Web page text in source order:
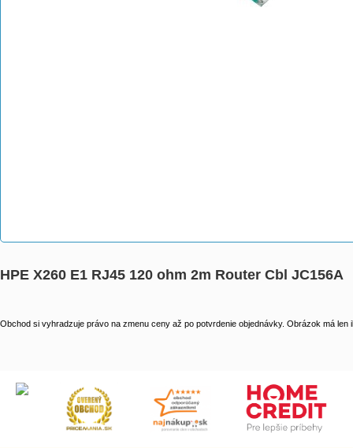
HPE X260 E1 RJ45 120 ohm 2m Router Cbl JC156A
Obchod si vyhradzuje právo na zmenu ceny až po potvrdenie objednávky. Obrázok má len